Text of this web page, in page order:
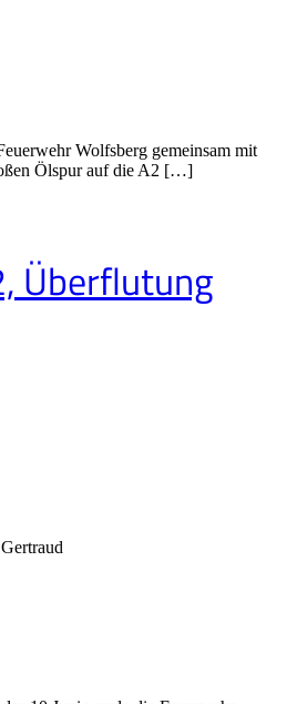
Wolfsberg gemeinsam mit
Ölspur auf die A2 […]
Überflutung